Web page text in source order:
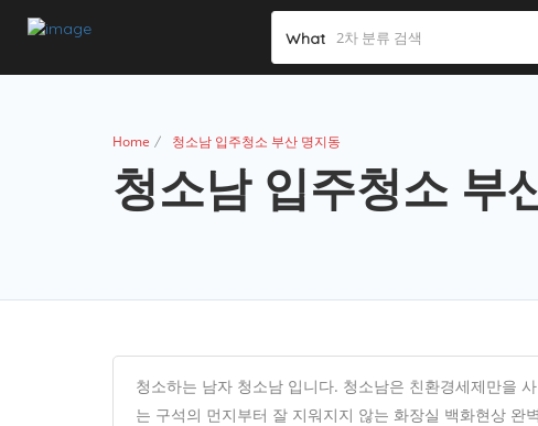
What
Home 청소남 입주청소 부산 명지동
청소남 입주청소 부
청소하는 남자 청소남 입니다. 청소남은 친환경세제만을
는 구석의 먼지부터 잘 지워지지 않는 화장실 백화현상